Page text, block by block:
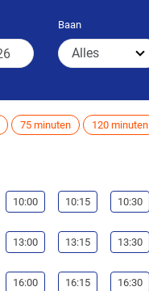
Baan
75 minuten 120 minuten
10:00 10:15 10:30
13:00 13:15 13:30
16:00 16:15 16:30